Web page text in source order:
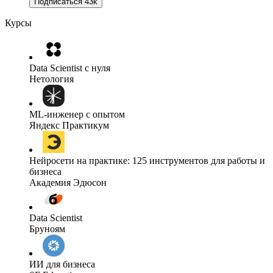
Курсы
Data Scientist с нуля
Нетология
ML-инженер с опытом
Яндекс Практикум
Нейросети на практике: 125 инструментов для работы и
бизнеса
Академия Эдюсон
Data Scientist
Бруноям
ИИ для бизнеса